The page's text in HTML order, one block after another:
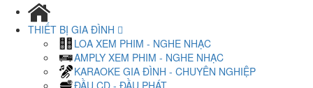
THIẾT BỊ GIA ĐÌNH
LOA XEM PHIM - NGHE NHẠC
AMPLY XEM PHIM - NGHE NHẠC
KARAOKE GIA ĐÌNH - CHUYÊN NGHIỆP
ĐẦU CD - ĐẦU PHÁT